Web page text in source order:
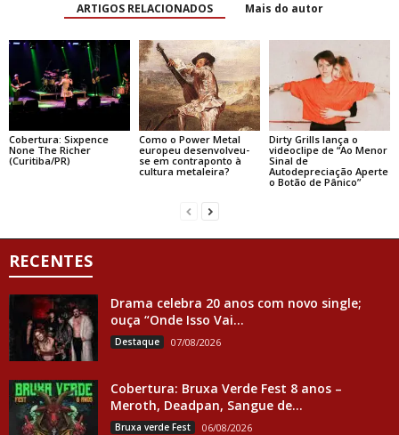
ARTIGOS RELACIONADOS Mais do autor
Cobertura: Sixpence
None The Richer
(Curitiba/PR)
Como o Power Metal
europeu desenvolveu-
se em contraponto à
cultura metaleira?
Dirty Grills lança o
videoclipe de “Ao Menor
Sinal de
Autodepreciação Aperte
o Botão de Pânico”
RECENTES
Drama celebra 20 anos com novo single;
ouça “Onde Isso Vai...
Destaque 07/08/2026
Cobertura: Bruxa Verde Fest 8 anos –
Meroth, Deadpan, Sangue de...
Bruxa verde Fest 06/08/2026